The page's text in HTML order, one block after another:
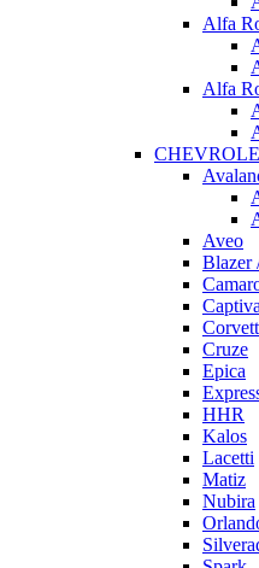
Alfa
Alfa
Aveo
Blazer
Captiva
Cruze
Epica
HHR
Kalos
Lacetti
Matiz
Nubira